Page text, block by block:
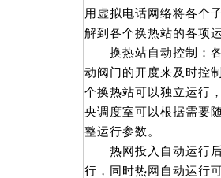
用虚拟电话网络将各个
解到各个换热站的各项
换热站自动控制：各
动阀门的开度来及时控
个换热站可以独立运行
央调度室可以根据需要
整运行参数。
热网投入自动运行后
行，同时热网自动运行